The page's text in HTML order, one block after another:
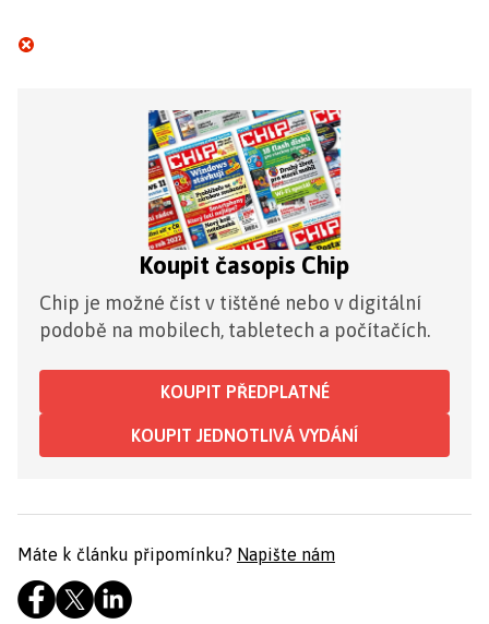
Koupit časopis Chip
Chip je možné číst v tištěné nebo v digitální
podobě na mobilech, tabletech a počítačích.
KOUPIT PŘEDPLATNÉ
KOUPIT JEDNOTLIVÁ VYDÁNÍ
Máte k článku připomínku? Napište nám